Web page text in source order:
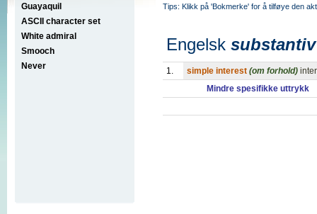
Guayaquil
ASCII character set
White admiral
Smooch
Never
Tips: Klikk på 'Bokmerke' for å tilføye den
Engelsk substantiv
1. simple interest (om forhold)
Mindre spesifikke uttrykk